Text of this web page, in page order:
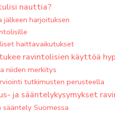
nauttia?
jälkeen harjoituksen
haittavaikutukset
ravintolisien käyttöä
niiden merkitys
tutkimusten perusteella
ja sääntelykysymykset
Suomessa